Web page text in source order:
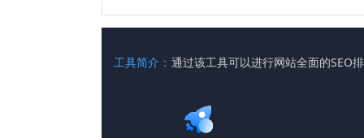
工具简介： 通过该工具可以进行网站全面的SEO